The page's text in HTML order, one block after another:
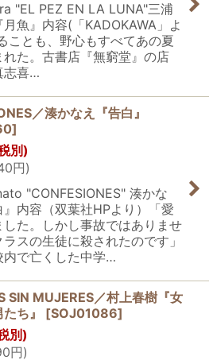
"EL PEZ EN LA LUNA"三浦
魚』内容(「KADOKAWA」よ
ことも、野心もすべてあの夏
れた。古書店『無窮堂』の店
志喜…
／湊かなえ『告白』
]
別)
円)
"CONFESIONES" 湊かな
内容（双葉社HPより）「愛
した。しかし事故ではありませ
スの生徒に殺されたのです」
内で亡くした中学…
SIN MUJERES／村上春樹『女
ち』
[SOJ01086]
別)
円)